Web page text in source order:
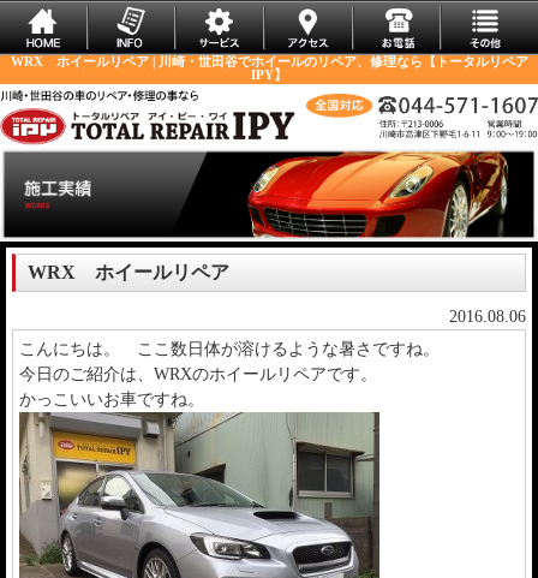
WRX ホイールリペア | 川崎・世田谷でホイールのリペア、修理なら【トータルリペア
IPY】
WRX ホイールリペア
2016.08.06
こんにちは。 ここ数日体が溶けるような暑さですね。
今日のご紹介は、WRXのホイールリペアです。
かっこいいお車ですね。